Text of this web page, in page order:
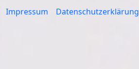
Impressum Datenschutzerklärung